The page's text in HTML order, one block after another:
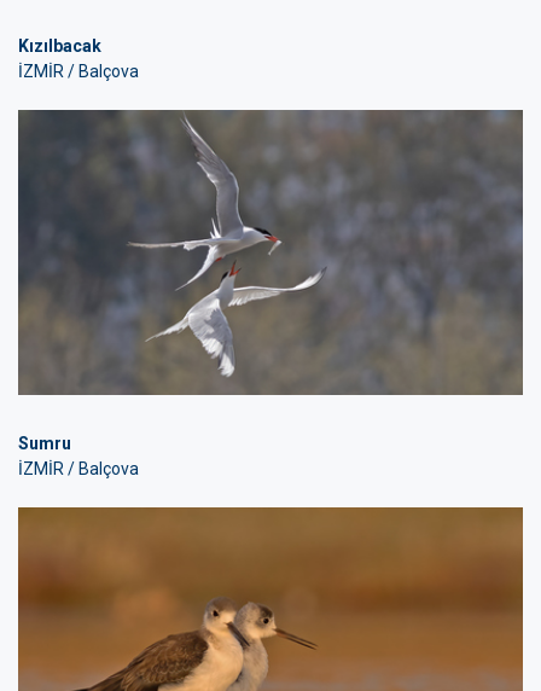
Kızılbacak
İZMİR / Balçova
Sumru
İZMİR / Balçova